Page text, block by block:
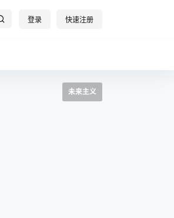
登录 快速注册
未来主义